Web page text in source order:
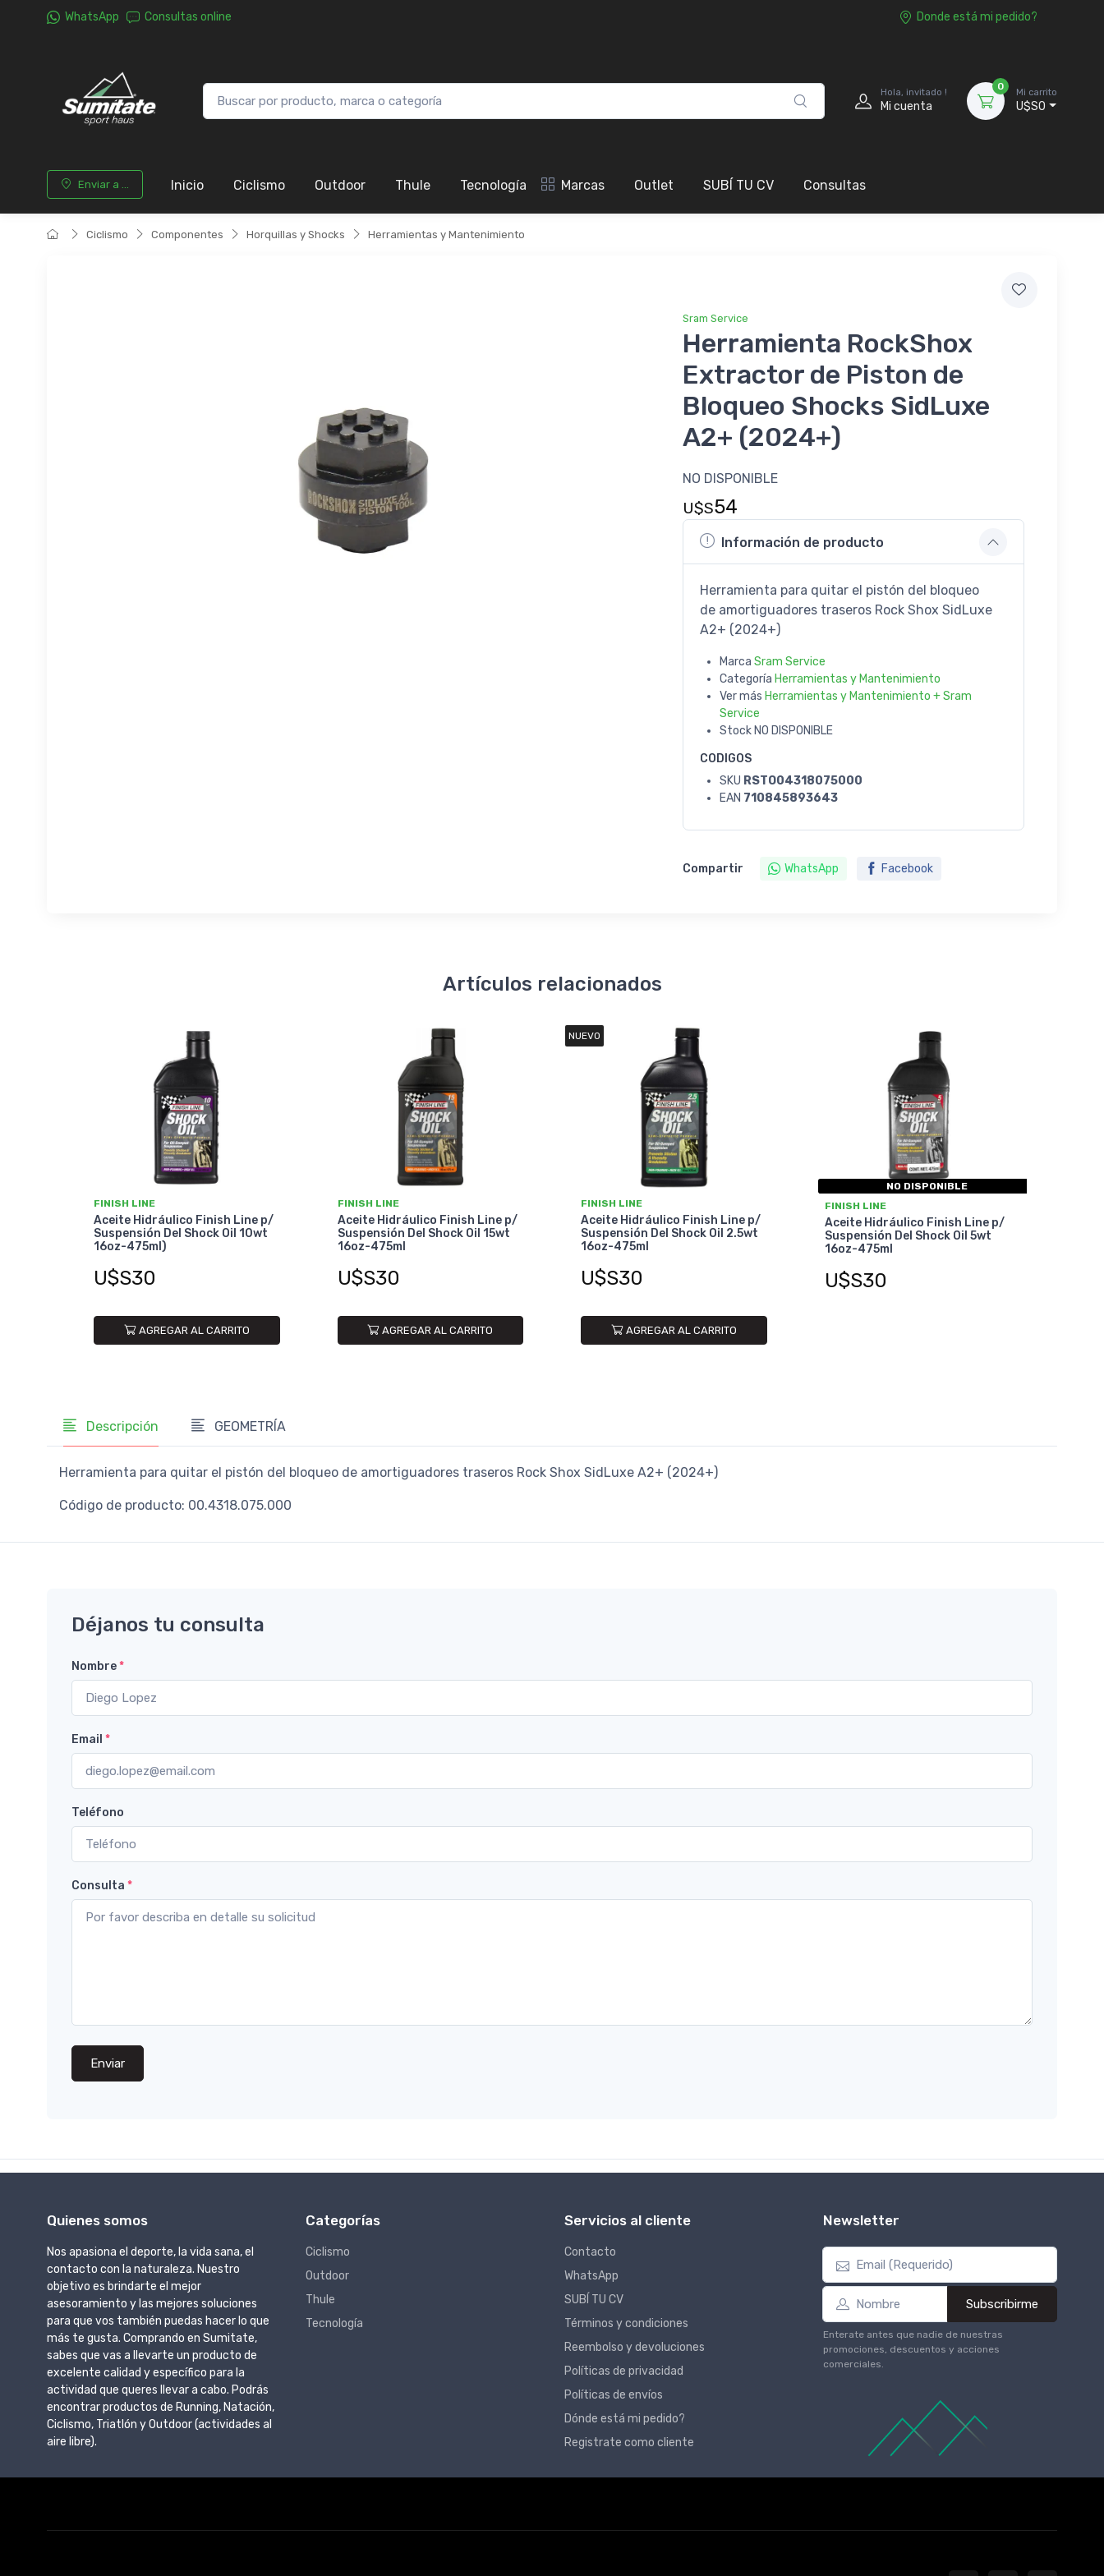
WhatsApp Consultas online Donde está mi pedido?
Hola, invitado !
Mi cuenta
0
Mi carrito
U$S0
Enviar a ... Inicio Ciclismo Outdoor Thule Tecnología Marcas Outlet SUBÍ TU CV Consultas
Ciclismo Componentes Horquillas y Shocks Herramientas y Mantenimiento
Sram Service
Herramienta RockShox
Extractor de Piston de
Bloqueo Shocks SidLuxe
A2+ (2024+)
NO DISPONIBLE
U$S54
Información de producto
Herramienta para quitar el pistón del bloqueo
de amortiguadores traseros Rock Shox SidLuxe
A2+ (2024+)
Marca Sram Service
Categoría Herramientas y Mantenimiento
Ver más Herramientas y Mantenimiento + Sram
Service
Stock NO DISPONIBLE
CODIGOS
SKU RSTO04318075000
EAN 710845893643
Compartir WhatsApp Facebook
Artículos relacionados
FINISH LINE
Aceite Hidráulico Finish Line p/
Suspensión Del Shock Oil 10wt
16oz-475ml)
U$S30
AGREGAR AL CARRITO
FINISH LINE
Aceite Hidráulico Finish Line p/
Suspensión Del Shock Oil 15wt
16oz-475ml
U$S30
AGREGAR AL CARRITO
NUEVO
FINISH LINE
Aceite Hidráulico Finish Line p/
Suspensión Del Shock Oil 2.5wt
16oz-475ml
U$S30
AGREGAR AL CARRITO
NO DISPONIBLE
FINISH LINE
Aceite Hidráulico Finish Line p/
Suspensión Del Shock Oil 5wt
16oz-475ml
U$S30
Descripción GEOMETRÍA
Herramienta para quitar el pistón del bloqueo de amortiguadores traseros Rock Shox SidLuxe A2+ (2024+)
Código de producto: 00.4318.075.000
Déjanos tu consulta
Nombre*
Email *
Teléfono
Consulta *
Enviar
Quienes somos
Nos apasiona el deporte, la vida sana, el
contacto con la naturaleza. Nuestro
objetivo es brindarte el mejor
asesoramiento y las mejores soluciones
para que vos también puedas hacer lo que
más te gusta. Comprando en Sumitate,
sabes que vas a llevarte un producto de
excelente calidad y específico para la
actividad que queres llevar a cabo. Podrás
encontrar productos de Running, Natación,
Ciclismo, Triatlón y Outdoor (actividades al
aire libre).
Categorías
Ciclismo
Outdoor
Thule
Tecnología
Servicios al cliente
Contacto
WhatsApp
SUBÍ TU CV
Términos y condiciones
Reembolso y devoluciones
Políticas de privacidad
Políticas de envíos
Dónde está mi pedido?
Registrate como cliente
Newsletter
Subscribirme
Enterate antes que nadie de nuestras
promociones, descuentos y acciones
comerciales.